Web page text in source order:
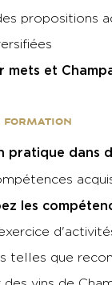
propositions
mets et
formation
pratique dans
les
telles que